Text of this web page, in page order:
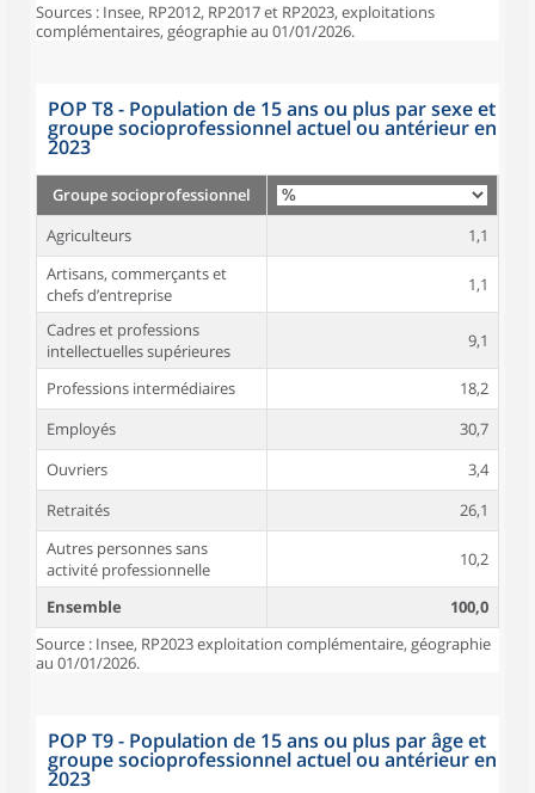
Sources : Insee, RP2012, RP2017 et RP2023, exploitations
complémentaires, géographie au 01/01/2026.
POP T8 - Population de 15 ans ou plus par sexe et
groupe socioprofessionnel actuel ou antérieur en
2023
Groupe socioprofessionnel
Agriculteurs
1,1
Artisans, commerçants et
chefs d’entreprise
1,1
Cadres et professions
intellectuelles supérieures
9,1
Professions intermédiaires
18,2
Employés
30,7
Ouvriers
3,4
Retraités
26,1
Autres personnes sans
activité professionnelle
10,2
Ensemble
100,0
Source : Insee, RP2023 exploitation complémentaire, géographie
au 01/01/2026.
POP T9 - Population de 15 ans ou plus par âge et
groupe socioprofessionnel actuel ou antérieur en
2023